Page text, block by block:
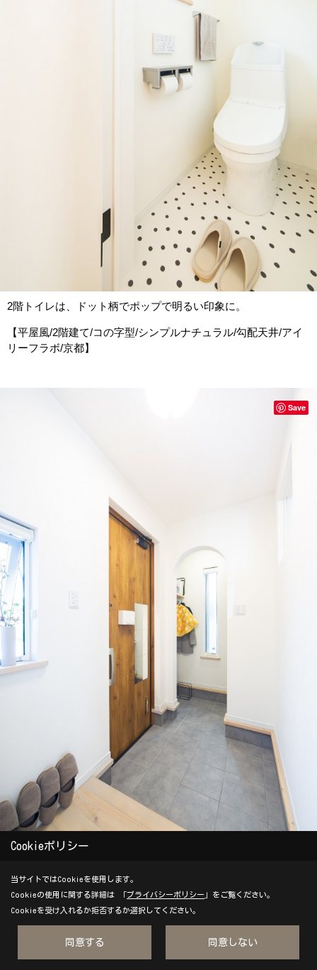
2階トイレは、ドット柄でポップで明るい印象に。
【平屋風/2階建て/コの字型/シンプルナチュラル/勾配天井/アイ
リーフラボ/京都】
玄関横にシューズクローゼットを設けて、靴や外出に必要なも
のなどをしまって、玄関をスッキリさせることができます。
に。玄関ドアには、マグネット商品で小物を収納しています。
【平屋風/2階建て/コの字型/シンプルナチュラル/勾配天井/アイ
Save
Cookieポリシー
当サイトではCookieを使用します。
Cookieの使用に関する詳細は 「プライバシーポリシー 」をご覧ください。
Cookieを受け入れるか拒否するか選択してください。
同意する 同意しない